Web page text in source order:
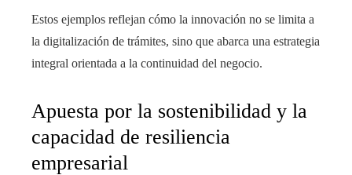
Estos ejemplos reflejan cómo la innovación no se limita a
la digitalización de trámites, sino que abarca una estrategia
integral orientada a la continuidad del negocio.
Apuesta por la sostenibilidad y la
capacidad de resiliencia
empresarial